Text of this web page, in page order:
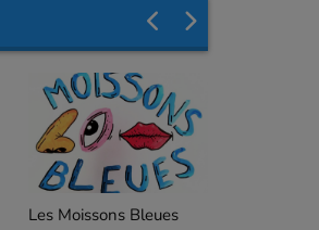
C'est quoi ça ?